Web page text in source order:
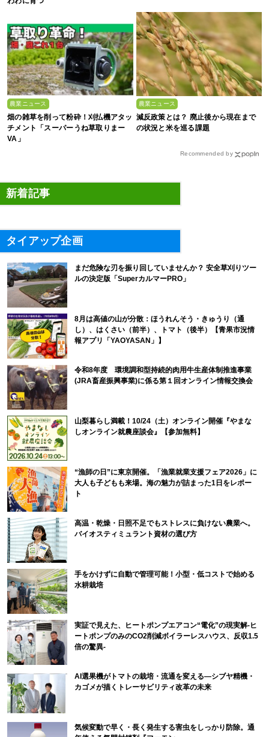
農業ニュース
畑の雑草を削って粉砕！刈払機アタッ
チメント「スーパーうね草取りまー
VA」
農業ニュース
減反政策とは？ 廃止後から現在まで
の状況と米を巡る課題
Recommended by
新着記事
タイアップ企画
まだ危険な刃を振り回していませんか？ 安全草刈りツー
ルの決定版「SuperカルマーPRO」
8月は高値の山が分散：ほうれんそう・きゅうり（通
し）、はくさい（前半）、トマト（後半）【青果市況情
報アプリ「YAOYASAN」】
令和8年度 環境調和型持続的肉用牛生産体制推進事業
(JRA畜産振興事業)に係る第１回オンライン情報交換会
山梨暮らし満載！10/24（土）オンライン開催『やまな
しオンライン就農座談会』【参加無料】
“漁師の日”に東京開催。「漁業就業支援フェア2026」に
大人も子どもも来場。海の魅力が詰まった1日をレポー
ト
高温・乾燥・日照不足でもストレスに負けない農業へ。
バイオスティミュラント資材の選び方
手をかけずに自動で管理可能！小型・低コストで始める
水耕栽培
実証で見えた、ヒートポンプエアコン“電化”の現実解-ヒ
ートポンプのみのCO2削減ボイラーレスハウス、反収1.5
倍の驚異-
AI選果機がトマトの栽培・流通を変える―シブヤ精機・
カゴメが描くトレーサビリティ改革の未来
気候変動で早く・長く発生する害虫をしっかり防除。通